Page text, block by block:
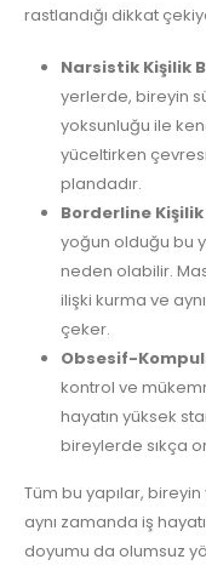
rastlandığı dikkat
Narsistik Kişilik
yerlerde, bireyin
yoksunluğu ile
yüceltirken
plandadır.
Borderline
yoğun olduğu bu
neden olabilir.
ilişki kurma ve
çeker.
Obsesif-
kontrol ve
hayatın yüksek
bireylerde sıkça
Tüm bu yapılar,
aynı zamanda iş
doyumu da olumsuz